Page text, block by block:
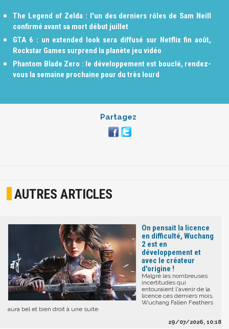
The Legend of Zelda : l'un des derniers rôles de Sam Neill
confirmé avant sa mort début juillet
GTA 6 : un extended look sera diffusé sur Netflix fin août,
Rockstar Games surprend la planète jeu vidéo
Phantom Blade Zero : le développement est bouclé, rendez-
vous la semaine prochaine pour du très lourd
Partagez
AUTRES ARTICLES
On pensait la licence
en difficulté, Wuchang
2 est en
développement et
avec le créateur
d'origine !
Malgré les nombreuses
incertitudes qui
entouraient l'avenir de la
licence ces derniers mois,
Wuchang Fallen Feathers
aura bel et bien droit à une suite.
29/07/2026, 10:18